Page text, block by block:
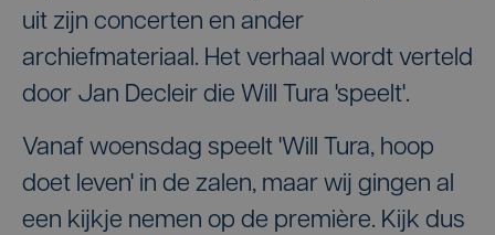
uit zijn concerten en ander
archiefmateriaal. Het verhaal wordt verteld
door Jan Decleir die Will Tura 'speelt'.
Vanaf woensdag speelt 'Will Tura, hoop
doet leven' in de zalen, maar wij gingen al
een kijkje nemen op de première. Kijk dus